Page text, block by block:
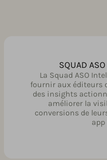
SQUAD
La Squad ASO
fournir aux éditeurs
des insights
améliorer la
conversions de
app